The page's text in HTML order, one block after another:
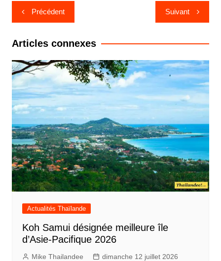
Navigation
de
l’article
Précédent Suivant
Articles connexes
Actualités Thaïlande
Koh Samui désignée meilleure île
d’Asie-Pacifique 2026
Mike Thailandee dimanche 12 juillet 2026